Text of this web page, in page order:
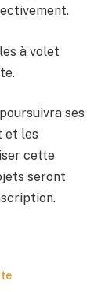
à volet
ses
et les
cette
seront